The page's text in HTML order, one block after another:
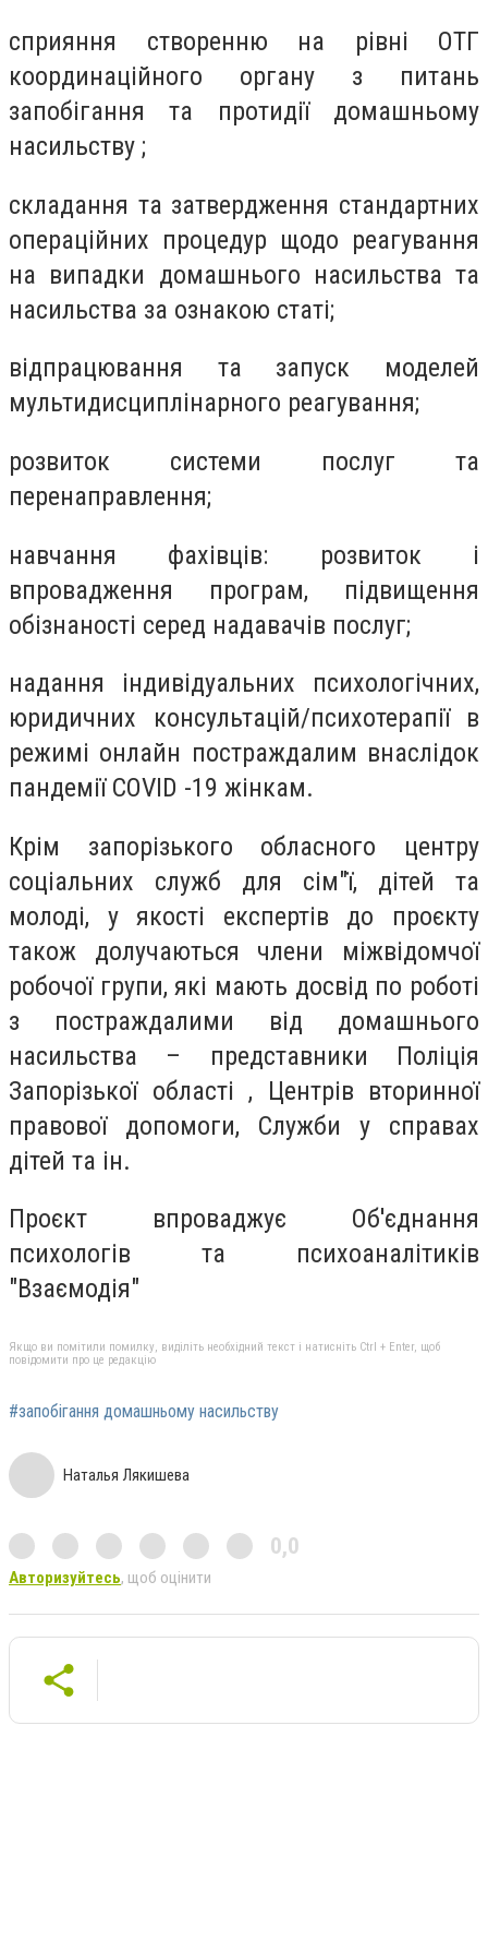
сприяння створенню на рівні ОТГ
координаційного органу з питань
запобігання та протидії домашньому
насильству ;
складання та затвердження стандартних
операційних процедур щодо реагування
на випадки домашнього насильства та
насильства за ознакою статі;
відпрацювання та запуск моделей
мультидисциплінарного реагування;
розвиток системи послуг та
перенаправлення;
навчання фахівців: розвиток і
впровадження програм, підвищення
обізнаності серед надавачів послуг;
надання індивідуальних психологічних,
юридичних консультацій/психотерапії в
режимі онлайн постраждалим внаслідок
пандемії COVID -19 жінкам.
Крім запорізького обласного центру
соціальних служб для сім"ї, дітей та
молоді, у якості експертів до проєкту
також долучаються члени міжвідомчої
робочої групи, які мають досвід по роботі
з постраждалими від домашнього
насильства – представники Поліція
Запорізької області , Центрів вторинної
правової допомоги, Служби у справах
дітей та ін.
Проєкт впроваджує Об'єднання
психологів та психоаналітиків
"Взаємодія"
Якщо ви помітили помилку, виділіть необхідний текст і натисніть Ctrl + Enter, щоб
повідомити про це редакцію
#запобігання домашньому насильству
Наталья Лякишева
0,0
Авторизуйтесь, щоб оцінити